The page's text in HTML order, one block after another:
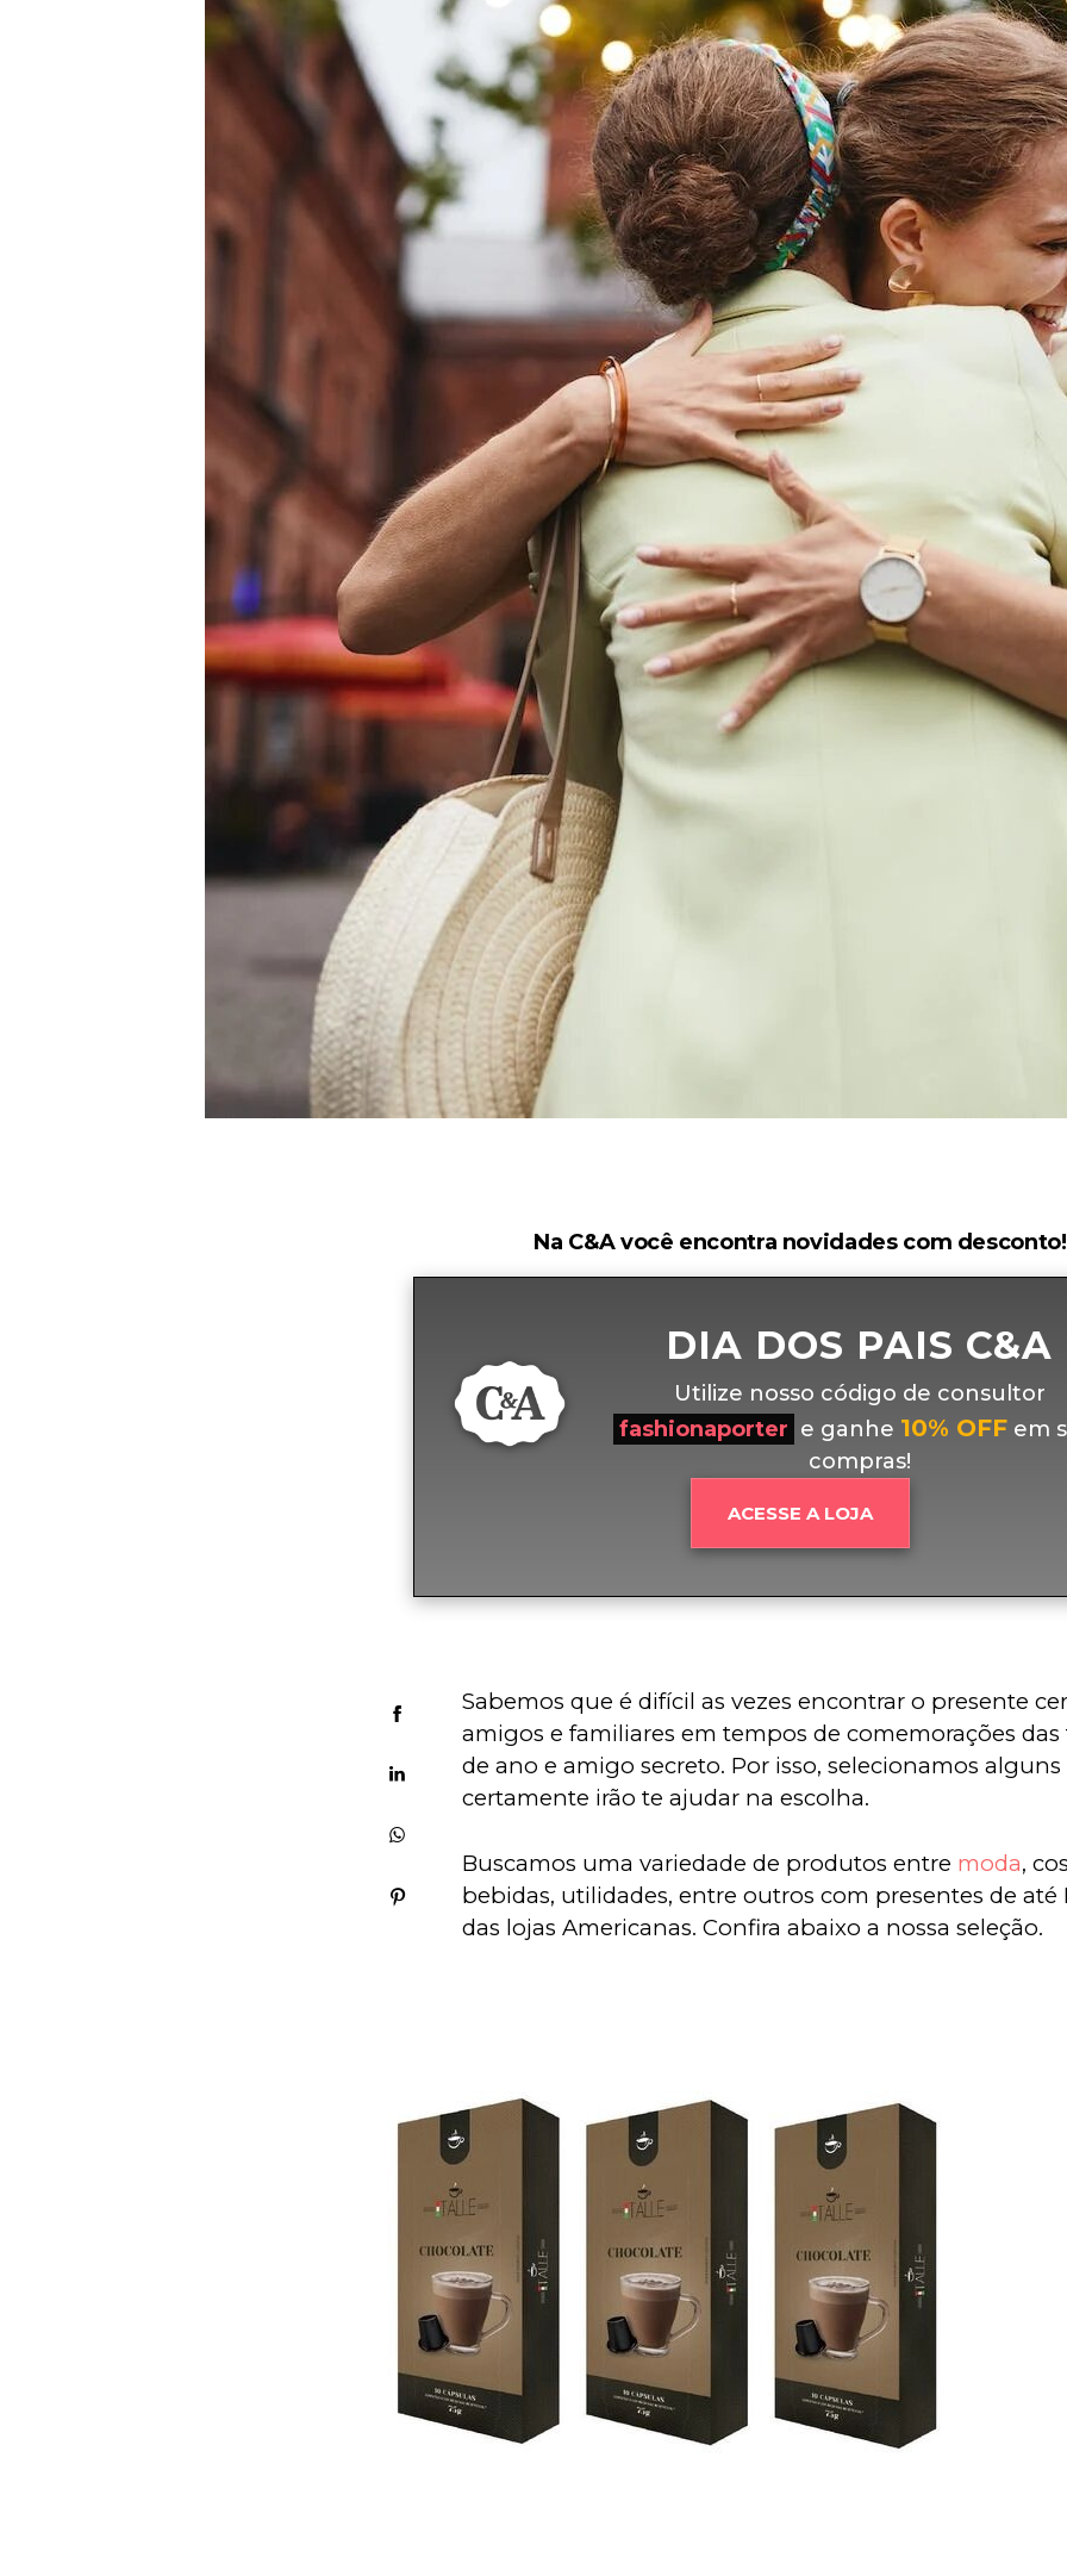
Na C&A você encontra novidades com desconto!
DIA DOS PAIS C&A
Utilize nosso código de consultor
fashionaporter e ganhe 10% OFFem
compras!
ACESSE A LOJA
Sabemos que é difícil as vezes encontrar o presente
amigos e familiares em tempos de comemorações
de ano e amigo secreto. Por isso, selecionamos
certamente irão te ajudar na escolha.
Buscamos uma variedade de produtos entre moda,
bebidas, utilidades, entre outros com presentes de até
das lojas Americanas. Confira abaixo a nossa seleção.